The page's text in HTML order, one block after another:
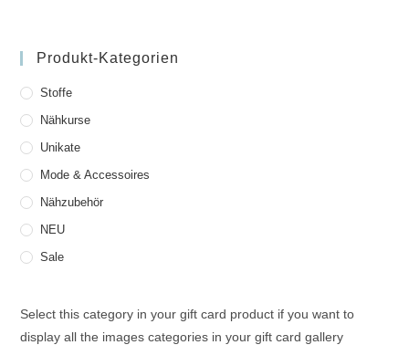
Produkt-Kategorien
Stoffe
Nähkurse
Unikate
Mode & Accessoires
Nähzubehör
NEU
Sale
Select this category in your gift card product if you want to
display all the images categories in your gift card gallery